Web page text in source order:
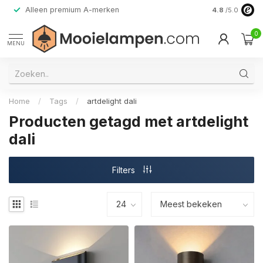
Alleen premium A-merken 4.8 /5.0
MENU
0
Home / Tags / artdelight dali
Producten getagd met artdelight
dali
Filters